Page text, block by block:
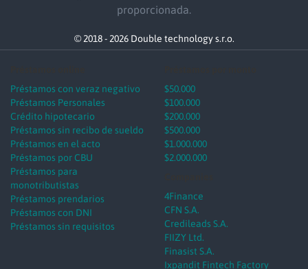
proporcionada.
© 2018 - 2026 Double technology s.r.o.
Préstamos con veraz negativo
Préstamos Personales
Crédito hipotecario
Préstamos sin recibo de sueldo
Préstamos en el acto
Préstamos por CBU
Préstamos para
monotributistas
Préstamos prendarios
Préstamos con DNI
Préstamos sin requisitos
$50.000
$100.000
$200.000
$500.000
$1.000.000
$2.000.000
4Finance
CFN S.A.
Credileads S.A.
FIIZY Ltd.
Finasist S.A.
Ixpandit Fintech Factory